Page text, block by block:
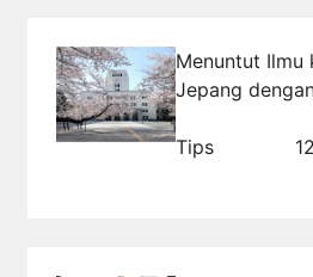
Menuntut Ilmu
Jepang
ke Jepang
Tips